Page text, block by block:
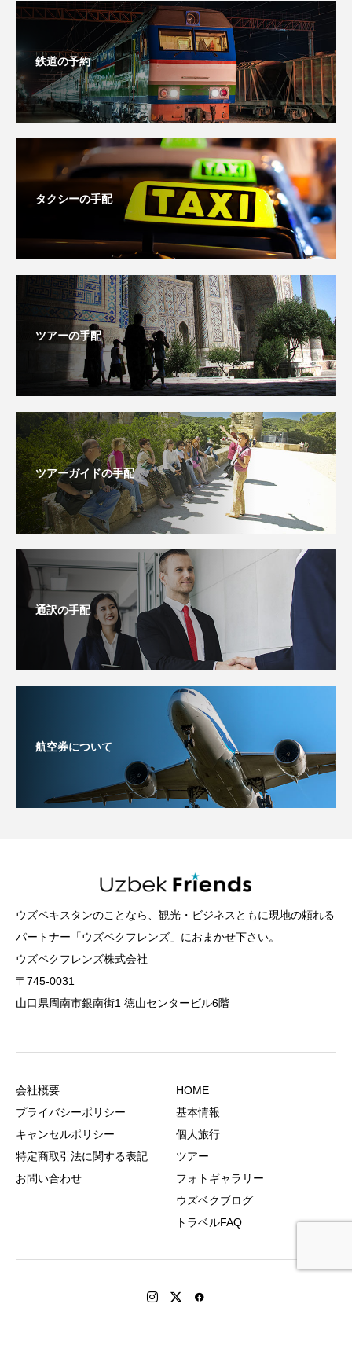
鉄道の予約
タクシーの手配
ツアーの手配
ツアーガイドの手配
通訳の手配
航空券について
ウズベキスタンのことなら、観光・ビジネスともに現地の頼れる
パートナー「ウズベクフレンズ」におまかせ下さい。
ウズベクフレンズ株式会社
〒745-0031
山口県周南市銀南街1 徳山センタービル6階
会社概要
プライバシーポリシー
キャンセルポリシー
特定商取引法に関する表記
お問い合わせ
HOME
基本情報
個人旅行
ツアー
フォトギャラリー
ウズベクブログ
トラベルFAQ